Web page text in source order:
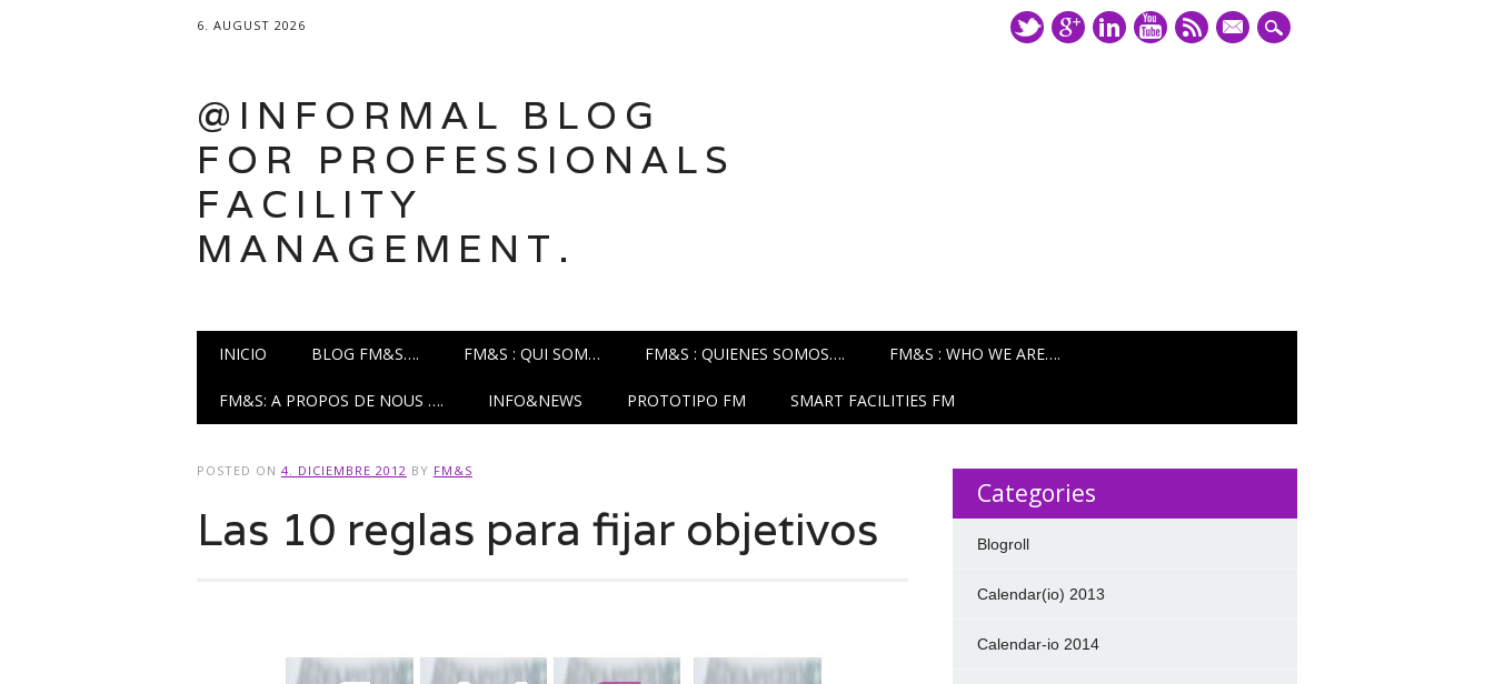
6. AUGUST 2026
mail
@INFORMAL BLOG
FOR PROFESSIONALS
FACILITY
MANAGEMENT.
Main menu
INICIO BLOG FM&S…. FM&S : QUI SOM… FM&S : QUIENES SOMOS…. FM&S : WHO WE ARE….
FM&S: A PROPOS DE NOUS …. INFO&NEWS PROTOTIPO FM SMART FACILITIES FM
POSTED ON 4. DICIEMBRE 2012 BY FM&S
Las 10 reglas para fijar objetivos
Categories
Blogroll
Calendar(io) 2013
Calendar-io 2014